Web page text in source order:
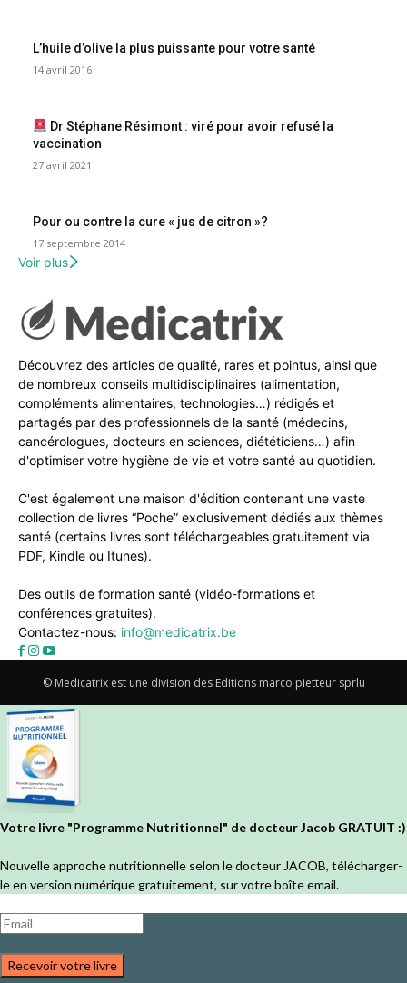
L’huile d’olive la plus puissante pour votre santé
14 avril 2016
Dr Stéphane Résimont : viré pour avoir refusé la
vaccination
27 avril 2021
Pour ou contre la cure « jus de citron »?
17 septembre 2014
Voir plus
Découvrez des articles de qualité, rares et pointus, ainsi que
de nombreux conseils multidisciplinaires (alimentation,
compléments alimentaires, technologies…) rédigés et
partagés par des professionnels de la santé (médecins,
cancérologues, docteurs en sciences, diététiciens…) afin
d'optimiser votre hygiène de vie et votre santé au quotidien.
C'est également une maison d'édition contenant une vaste
collection de livres “Poche” exclusivement dédiés aux thèmes
santé (certains livres sont téléchargeables gratuitement via
PDF, Kindle ou Itunes).
Des outils de formation santé (vidéo-formations et
conférences gratuites).
Contactez-nous: info@medicatrix.be
© Medicatrix est une division des Editions marco pietteur sprlu
Votre livre "Programme Nutritionnel" de docteur Jacob GRATUIT :)
Nouvelle approche nutritionnelle selon le docteur JACOB, télécharger-
le en version numérique gratuitement, sur votre boîte email.
Recevoir votre livre